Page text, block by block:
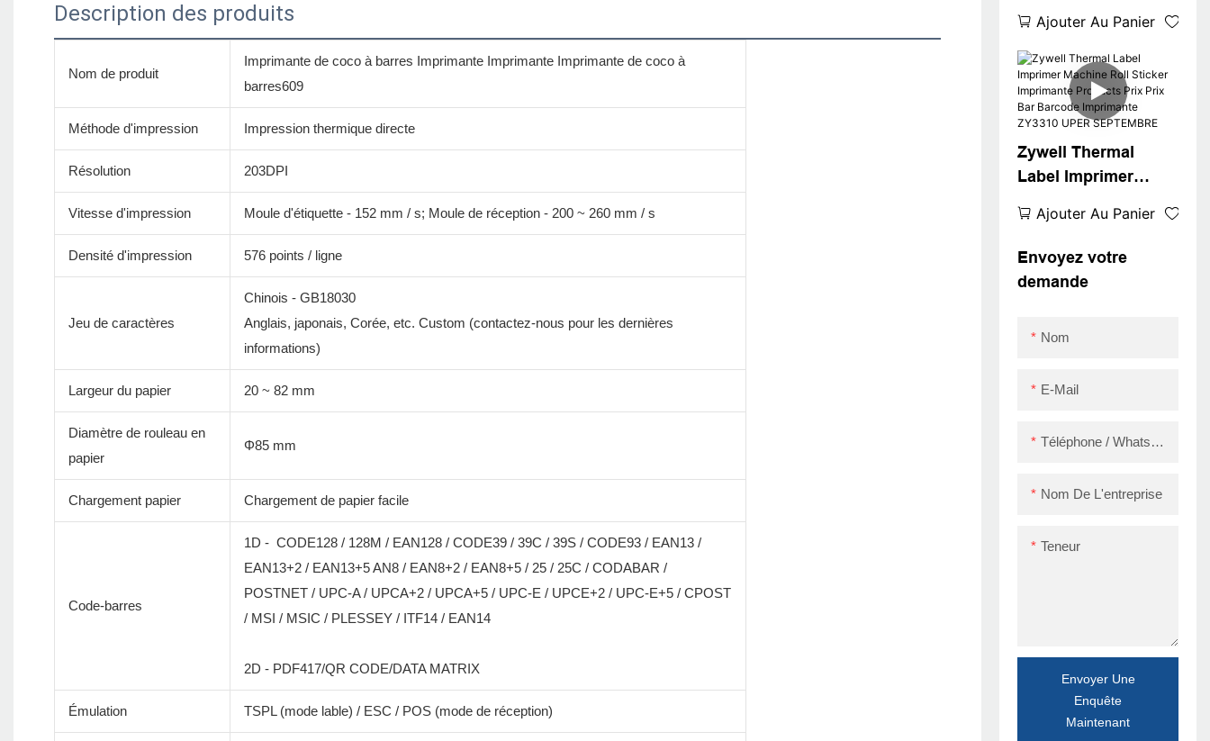
de transport et
d'emballage iOS
Android 80 mm
Barcode Thermal
Imprimante USB
Ajouter Au Panier
Zywell Thermal
Label Imprimer
Imprimante
Products Prix Prix
Bar Barcode
Ajouter Au Panier
Envoyez votre
demande
Nom
E-Mail
Téléphone / WhatsApp / Skype
Nom De L'entreprise
Teneur
Envoyer Une
Enquête
Maintenant
Description des produits
Nom de produit
Imprimante de coco à barres Imprimante Imprimante Imprimante de coco à
barres609
Méthode d'impression Impression thermique directe
Résolution 203DPI
Vitesse d'impression Moule d'étiquette - 152 mm / s; Moule de réception - 200 ~ 260 mm / s
Densité d'impression 576 points / ligne
Jeu de caractères
Chinois - GB18030
Anglais, japonais, Corée, etc. Custom (contactez-nous pour les dernières
informations)
Largeur du papier 20 ~ 82 mm
Diamètre de rouleau en
papier
Φ85 mm
Chargement papier Chargement de papier facile
Code-barres
1D - CODE128 / 128M / EAN128 / CODE39 / 39C / 39S / CODE93 / EAN13 /
EAN13+2 / EAN13+5 AN8 / EAN8+2 / EAN8+5 / 25 / 25C / CODABAR /
POSTNET / UPC-A / UPCA+2 / UPCA+5 / UPC-E / UPCE+2 / UPC-E+5 / CPOST
/ MSI / MSIC / PLESSEY / ITF14 / EAN14
2D - PDF417/QR CODE/DATA MATRIX
Émulation TSPL (mode lable) / ESC / POS (mode de réception)